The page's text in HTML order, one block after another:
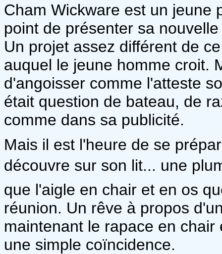
Cham Wickware est un jeune
point de présenter sa
Un projet assez différent de
auquel le jeune homme croit.
d'angoisser comme l'atteste
était question de bateau, de
comme dans sa publicité.
Mais il est l'heure de se
découvre sur son lit... une
que l'aigle en chair et en os
réunion. Un rêve à propos
maintenant le rapace en
une simple coïncidence.